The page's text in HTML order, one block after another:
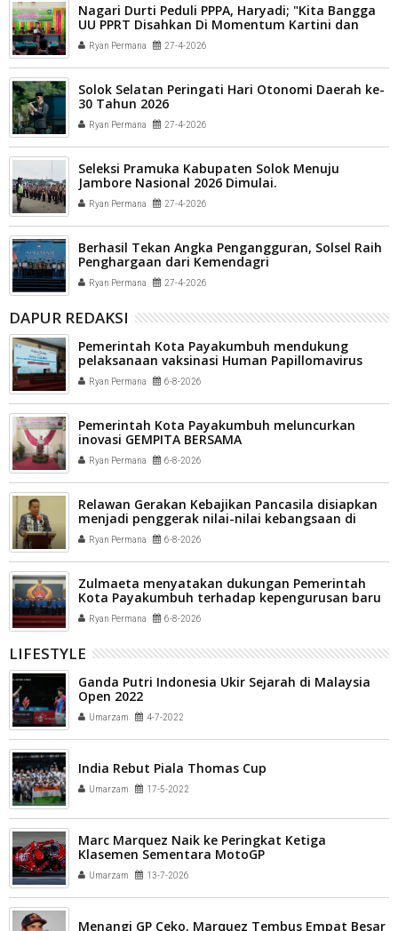
Nagari Durti Peduli PPPA, Haryadi; "Kita Bangga
UU PPRT Disahkan Di Momentum Kartini dan
Jelang May Day".
Ryan Permana 27-4-2026
Solok Selatan Peringati Hari Otonomi Daerah ke-
30 Tahun 2026
Ryan Permana 27-4-2026
Seleksi Pramuka Kabupaten Solok Menuju
Jambore Nasional 2026 Dimulai.
Ryan Permana 27-4-2026
Berhasil Tekan Angka Pengangguran, Solsel Raih
Penghargaan dari Kemendagri
Ryan Permana 27-4-2026
DAPUR REDAKSI
Pemerintah Kota Payakumbuh mendukung
pelaksanaan vaksinasi Human Papillomavirus
(HPV) bagi aparatur sipil negara (ASN) dan
masyarakat
Ryan Permana 6-8-2026
Pemerintah Kota Payakumbuh meluncurkan
inovasi GEMPITA BERSAMA
Ryan Permana 6-8-2026
Relawan Gerakan Kebajikan Pancasila disiapkan
menjadi penggerak nilai-nilai kebangsaan di
tengah masyarakat Kota Payakumbuh
Ryan Permana 6-8-2026
Zulmaeta menyatakan dukungan Pemerintah
Kota Payakumbuh terhadap kepengurusan baru
Komite Olahraga Nasional Indonesia (KONI) Kota
Payakumbuh
Ryan Permana 6-8-2026
LIFESTYLE
Ganda Putri Indonesia Ukir Sejarah di Malaysia
Open 2022
Umarzam 4-7-2022
India Rebut Piala Thomas Cup
Umarzam 17-5-2022
Marc Marquez Naik ke Peringkat Ketiga
Klasemen Sementara MotoGP
Umarzam 13-7-2026
Menangi GP Ceko, Marquez Tembus Empat Besar